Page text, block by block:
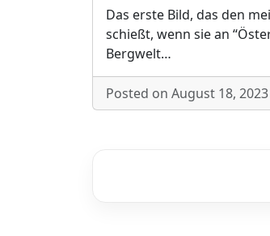
Das erste Bild, das den
schießt, wenn sie an
Bergwelt…
Posted on August 18, 2023